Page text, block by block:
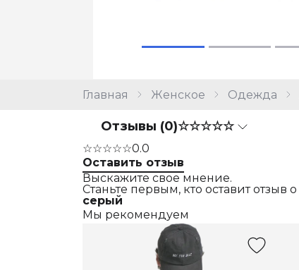
Главная Женское Одежда
Отзывы (0)☆☆☆☆☆
☆☆☆☆☆0.0
Оставить отзыв
Выскажите свое мнение.
Станьте первым, кто оставит отзыв о
серый
Мы рекомендуем